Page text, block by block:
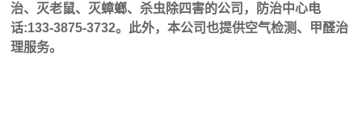
治、 灭老鼠、 灭蟑螂、杀虫 除四害的公司，防治中心电
话:133-3875-3732。此外，本公司也提供空气检测、甲醛治
理服务。